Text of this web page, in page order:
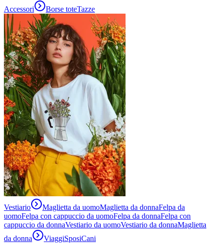
Accessori Borse toteTazze
Vestiario Maglietta da uomoMaglietta da donnaFelpa da
uomoFelpa con cappuccio da uomoFelpa da donnaFelpa con
cappuccio da donnaVestiario da uomoVestiario da donnaMaglietta
da donna
ViaggiSposiCani